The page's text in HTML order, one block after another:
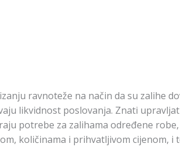
ravnoteže na način da su zalihe
likvidnost poslovanja. Znati
potrebe za zalihama određene
količinama i prihvatljivom cijenom, i